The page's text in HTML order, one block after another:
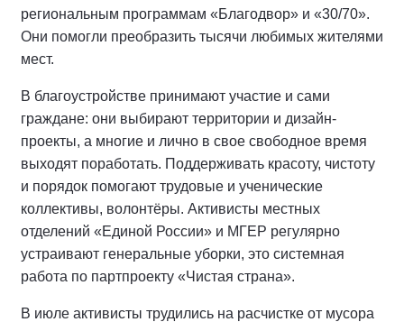
региональным программам «Благодвор» и «30/70».
Они помогли преобразить тысячи любимых жителями
мест.
В благоустройстве принимают участие и сами
граждане: они выбирают территории и дизайн-
проекты, а многие и лично в свое свободное время
выходят поработать. Поддерживать красоту, чистоту
и порядок помогают трудовые и ученические
коллективы, волонтёры. Активисты местных
отделений «Единой России» и МГЕР регулярно
устраивают генеральные уборки, это системная
работа по партпроекту «Чистая страна».
В июле активисты трудились на расчистке от мусора